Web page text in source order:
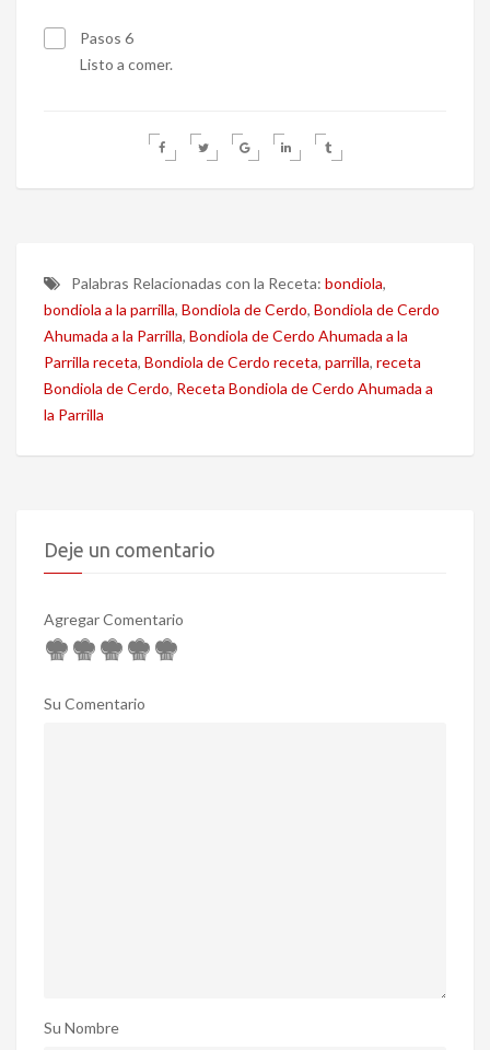
Pasos 6
Listo a comer.
Palabras Relacionadas con la Receta: bondiola,
bondiola a la parrilla, Bondiola de Cerdo, Bondiola de Cerdo
Ahumada a la Parrilla, Bondiola de Cerdo Ahumada a la
Parrilla receta, Bondiola de Cerdo receta, parrilla, receta
Bondiola de Cerdo, Receta Bondiola de Cerdo Ahumada a
la Parrilla
Deje un comentario
Agregar Comentario
Su Comentario
Su Nombre